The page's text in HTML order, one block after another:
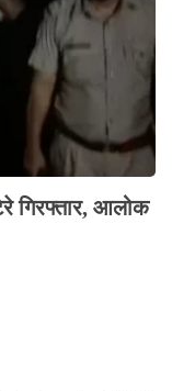
गिरफ्तार, आलोक